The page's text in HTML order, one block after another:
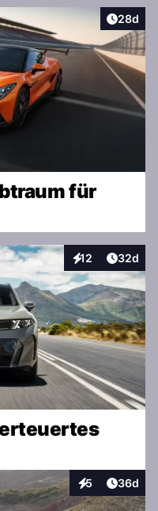
Artikel
28d
für
12
Interaktionen
Artikel
32d
5
Interaktionen
Artikel
36d